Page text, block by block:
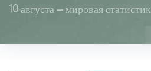
10 августа – мировая